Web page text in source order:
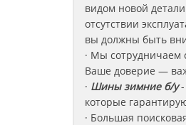
видом новой
отсутствии
вы должны быть
· Мы сотрудничаем
Ваше доверие —
· Шины зимние б/у-
которые
· Большая